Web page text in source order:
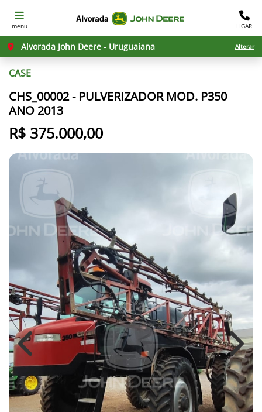
menu LIGAR
Alvorada John Deere - Uruguaiana Alterar
CASE
CHS_00002 - PULVERIZADOR MOD. P350
ANO 2013
R$ 375.000,00
Previous Next